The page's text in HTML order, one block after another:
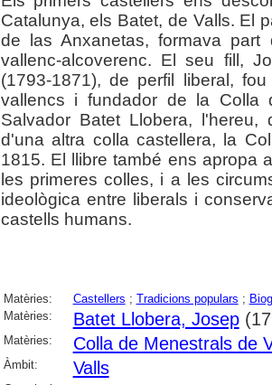
Catalunya, els Batet, de Valls. El
de las Anxanetas, formava
vallenc-alcoverenc. El seu fill,
(1793-1871), de perfil liberal,
vallencs i fundador de la Colla
Salvador Batet Llobera, l'hereu,
d'una altra colla castellera, la
1815. El llibre també ens apropa
les primeres colles, i a les
ideològica entre liberals i
castells humans.
Matèries: Castellers ; Tradicions populars ;
Matèries:
Batet Llobera, Josep
Matèries: Colla de Menestrals de
Àmbit: Valls